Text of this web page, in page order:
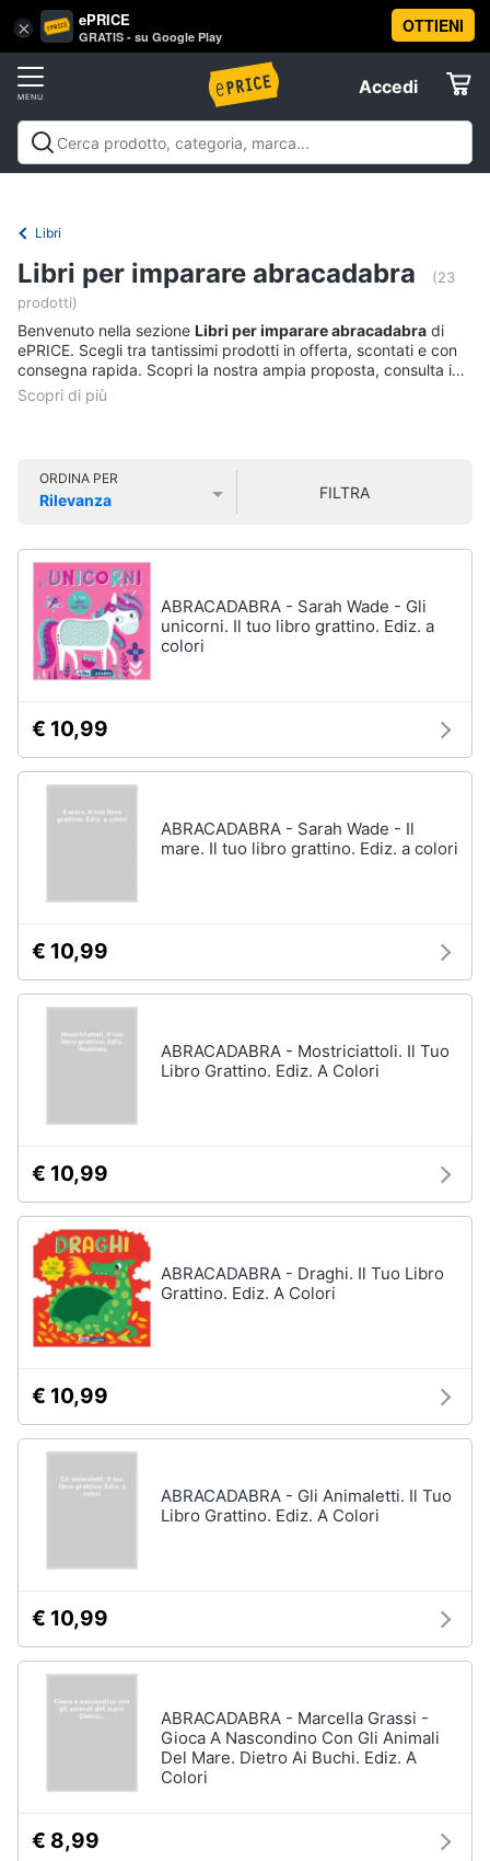
× ePRICE
GRATIS - su Google Play
OTTIENI
Accedi
Accedi
Registrati
Offerte
Informatica
Tv
e
Smart
Videogiochi
Audio
e
Clima
Arredo
Salute
e
Prima
infanzia
Fotografia
Casalinghi
Abbigliamento
Sport
Motori
Libri,
cd
e
Vai
al
Libri,
cd
e
Libri
Religione
e
Spiritualità
Attualità,
politica
diritto
Cucina
Libri
Design
Architettura
Vedi
tutti
e
Blu-
Classica
Walt
disney
Cd
musicali
Colonne
Sonore
CD
Musicali
Leggera
Musica
Jazz
cristiano
ronaldo
Barbara
Vedi
Libri
Libri per imparare abracadabra
(23
prodotti)
Benvenuto nella sezione Libri per imparare abracadabra di
ePRICE. Scegli tra tantissimi prodotti in offerta, scontati e con
consegna rapida. Scopri la nostra ampia proposta, consulta i
prezzi e acquista comodamente online.
ORDINA PER
Rilevanza
FILTRA
ABRACADABRA - Sarah Wade - Gli
unicorni. Il tuo libro grattino. Ediz. a
colori
€ 10,99
ABRACADABRA - Sarah Wade - Il
mare. Il tuo libro grattino. Ediz. a colori
€ 10,99
ABRACADABRA - Mostriciattoli. Il Tuo
Libro Grattino. Ediz. A Colori
€ 10,99
ABRACADABRA - Draghi. Il Tuo Libro
Grattino. Ediz. A Colori
€ 10,99
ABRACADABRA - Gli Animaletti. Il Tuo
Libro Grattino. Ediz. A Colori
€ 10,99
ABRACADABRA - Marcella Grassi -
Gioca A Nascondino Con Gli Animali
Del Mare. Dietro Ai Buchi. Ediz. A
Colori
€ 8,99